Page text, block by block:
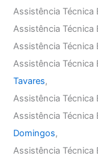
Assistência Técnica
Assistência Técnica
Assistência Técnica
Assistência Técnica
Tavares,
Assistência Técnica
Assistência Técnica
Domingos,
Assistência Técnica